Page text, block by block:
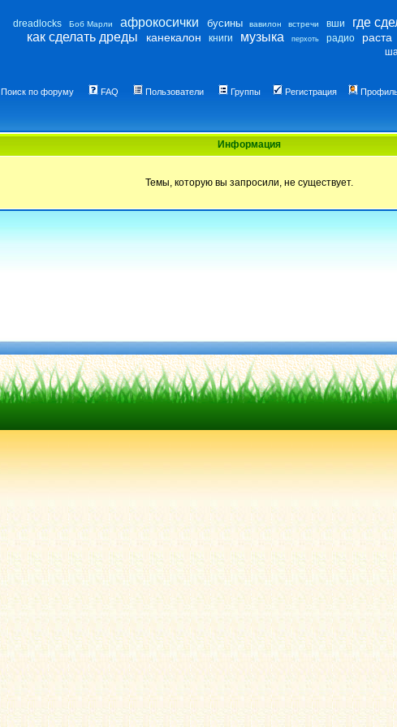
dreadlocks Боб Марли афрокосички бусины вавилон встречи вши где
как сделать дреды канекалон книги музыка перхоть радио раста
Поиск по форуму FAQ Пользователи Группы Регистрация
Информация
Темы, которую вы запросили, не существует.